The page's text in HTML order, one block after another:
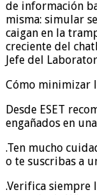
de información
misma: simular
caigan en la
creciente del
Jefe del
Cómo minimizar
Desde ESET
engañados en
.Ten mucho
o te suscribas a
.Verifica siempre